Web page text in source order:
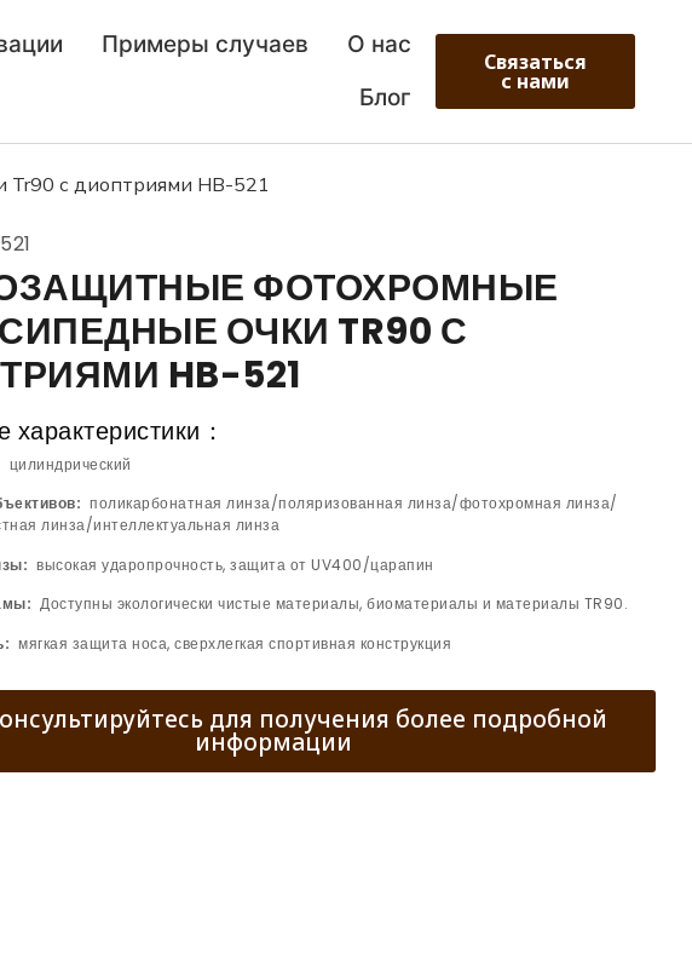
Примеры случаев
О нас
Блог
Связаться
с нами
с диоптриями HB-521
ФОТОХРОМНЫЕ
ОЧКИ TR90 С
HB-521
：
цилиндрический
поликарбонатная линза/поляризованная линза/фотохромная линза/
линза/интеллектуальная линза
высокая ударопрочность, защита от UV400/царапин
Доступны экологически чистые материалы, биоматериалы и материалы TR90.
мягкая защита носа, сверхлегкая спортивная конструкция
для получения более подробной
информации